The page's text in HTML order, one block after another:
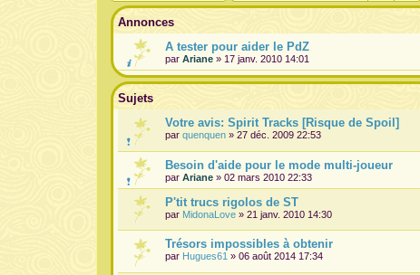
Annonces
A tester pour aider le PdZ
par Ariane » 17 janv. 2010 14:01
Sujets
Votre avis: Spirit Tracks [Risque de Spoil]
par quenquen » 27 déc. 2009 22:53
Besoin d'aide pour le mode multi-joueur
par Ariane » 02 mars 2010 22:33
P'tit trucs rigolos de ST
par MidonaLove » 21 janv. 2010 14:30
Trésors impossibles à obtenir
par Hugues61 » 06 août 2014 17:34